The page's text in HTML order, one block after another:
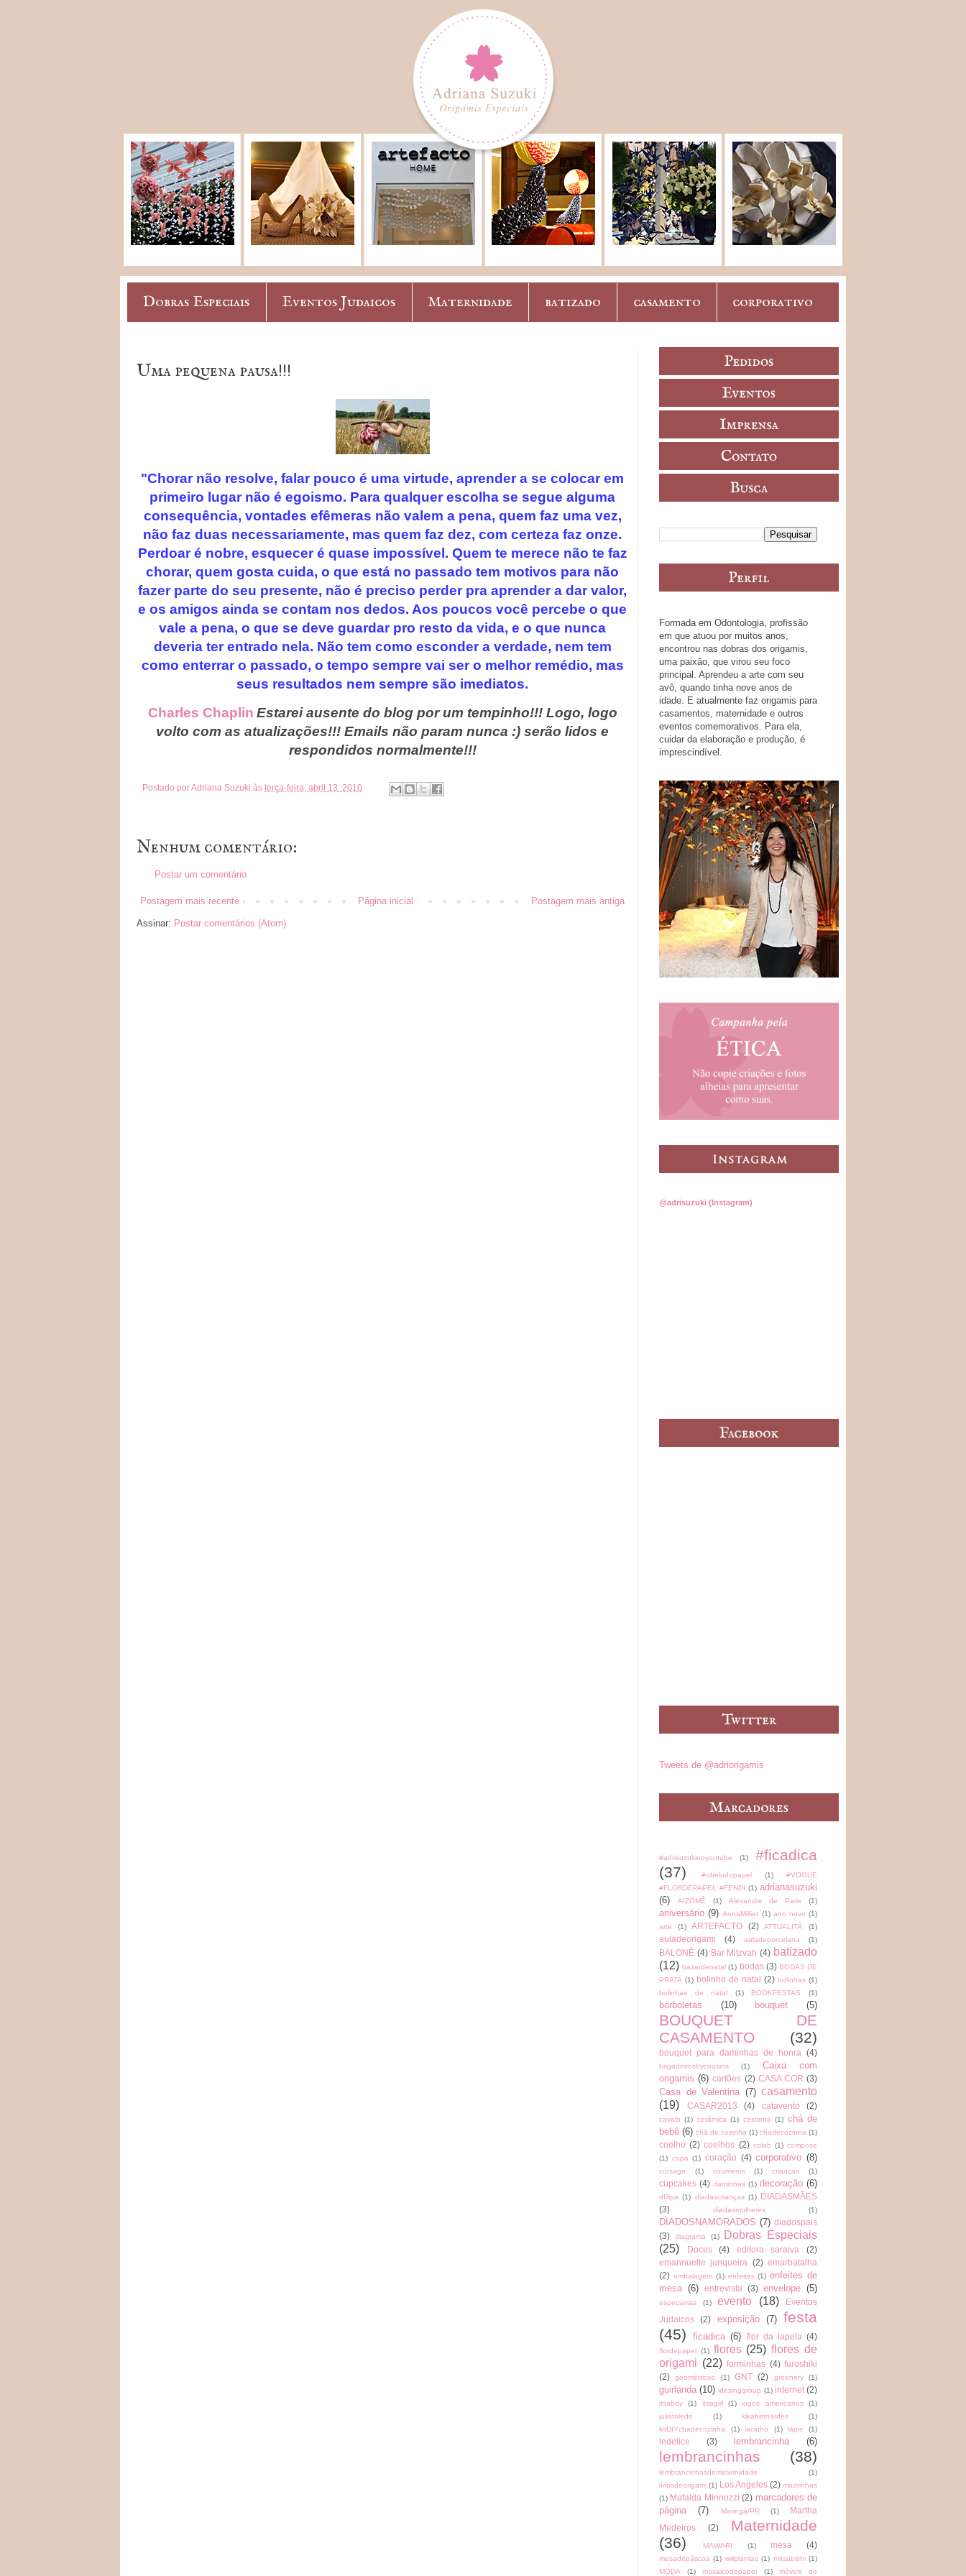
Dobras Especiais Eventos Judaicos Maternidade batizado casamento corporativo
Uma pequena pausa!!!
"Chorar não resolve, falar pouco é uma virtude, aprender a se colocar em
primeiro lugar não é egoismo. Para qualquer escolha se segue alguma
consequência, vontades efêmeras não valem a pena, quem faz uma vez,
não faz duas necessariamente, mas quem faz dez, com certeza faz onze.
Perdoar é nobre, esquecer é quase impossível. Quem te merece não te faz
chorar, quem gosta cuida, o que está no passado tem motivos para não
fazer parte do seu presente, não é preciso perder pra aprender a dar valor,
e os amigos ainda se contam nos dedos. Aos poucos você percebe o que
vale a pena, o que se deve guardar pro resto da vida, e o que nunca
deveria ter entrado nela. Não tem como esconder a verdade, nem tem
como enterrar o passado, o tempo sempre vai ser o melhor remédio, mas
seus resultados nem sempre são imediatos.
Charles Chaplin Estarei ausente do blog por um tempinho!!! Logo, logo
volto com as atualizações!!! Emails não param nunca :) serão lidos e
respondidos normalmente!!!
Postado porAdriana Suzuki às terça-feira, abril 13, 2010
Nenhum comentário:
Postar um comentário
Postagem mais recente Postagem mais antiga
Página inicial
Assinar: Postar comentários (Atom)
Formada em Odontologia, profissão
em que atuou por muitos anos,
encontrou nas dobras dos origamis,
uma paixão, que virou seu foco
principal. Aprendeu a arte com seu
avô, quando tinha nove anos de
idade. E atualmente faz origamis para
casamentos, maternidade e outros
eventos comemorativos. Para ela,
cuidar da elaboração e produção, é
imprescindível.
@adrisuzuki (Instagram)
Tweets de @adriorigamis
#adrisuzukinoyoutube (1)
#ficadica
(37)
#obelodopapel (1)
#VOGUE
#FLORDEPAPEL #FENDI (1) adrianasuzuki
(6)
AIZOMÊ (1) Alexandre de Paris (1)
aniversário (9) AnnaMilliet (1) ano novo (1)
arte
(1) ARTEFACTO (2) ATTUALITÀ (1)
auladeorigami (4) auladeporcelana (1)
BALONÈ (4) Bar Mitzvah (4) batizado
(12) bazardenatal (1) bodas (3) BODAS DE
PRATA (1) bolinha de natal (2) bolinhas (1)
bolinhas de natal
(1) BOOKFESTAS (1)
borboletas (10) bouquet (5)
BOUQUET DE
CASAMENTO
(32)
bouquet para daminhas de honra (4)
brigadeirosbycousins (1)
Caixa com
origamis (6) cartões (2) CASA COR (3)
Casa de Valentina (7) casamento
(19)
CASAR2013 (4) catavento (2)
cavalo (1) cerâmica (1) cestinha (1) chá de
bebê (6) chá de cozinha (1) chadecozinha (1)
coelho (2) coelhos (2) colab (1) compose
(1) copa (1) coração (4) corporativo (8)
corsage (1) courrieros (1) crianças (1)
cupcakes (4) daminhas (1) decoração (6)
dfilipa (1) diadascrianças (1) DIADASMÃES
(3)
diadasmulheres (1)
DIADOSNAMORADOS (7) diadospais
(3)
diagrama (1)
Dobras Especiais
(25)
Doces (4) editora saraiva
(2)
emannuelle junqueira
(2) emarbatalha
(2) embalagem (1) enfeites (1) enfeites de
mesa (6) entrevista (3) envelope (5)
especiarias (1) evento (18)
Eventos
Judaicos
(2) exposição (7)
festa
(45)
ficadica (6) flor da lapela (4)
flordepapel (1) flores (25) flores de
origami (22) forminhas (4) furoshiki
(2)
geométricos (1) GNT (2) greenery (1)
guirlanda (10) idesinggroup (1) internet (2)
itsaboy (1) itsagirl (1) jogos americanos
(1)
juliatoledo
(1) kikabernardes
(1)
kitDIYchadecozinha
(1) lacinho (1) lápis (1)
ledelice (3) lembrancinha (6)
lembrancinhas (38)
lembrancinhasdematernidade
(1)
líriosdeorigami (1) Los Angeles (2) madrinhas
(1) Mafalda Minnozzi (2) marcadores de
página
(7) Maringá/PR (1)
Martha
Medeiros
(2)
Maternidade
(36)
MAWARI (1) mesa (4)
mesadepáscoa (1) milplantas (1) mitsubishi (1)
MODA
(1) mosaicodepapel (1) móveis de